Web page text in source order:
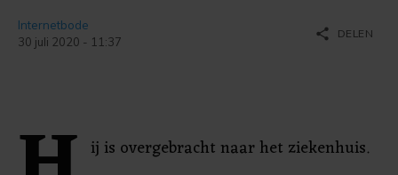
Internetbode
30 juli 2020 - 11:37
share DELEN
ij is overgebracht naar het ziekenhuis.